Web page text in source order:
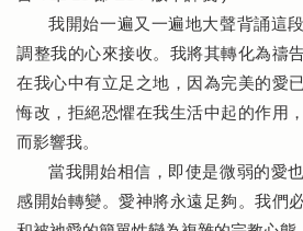
我開始一遍又一遍地大聲背誦這
調整我的心來接收。我將其轉化為禱
在我心中有立足之地，因為完美的愛
悔改，拒絕恐懼在我生活中起的作用
而影響我。
當我開始相信，即使是微弱的愛
感開始轉變。愛神將永遠足夠。我們